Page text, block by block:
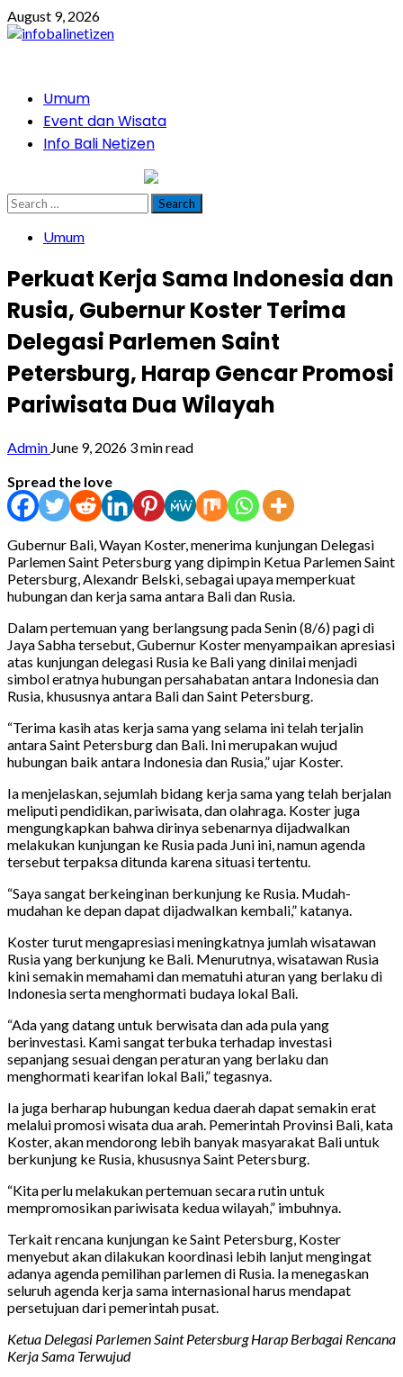
Skip
to
August 9, 2026
PrimaryUmum
Event dan Wisata
Info Bali Netizen
Search
for:
Umum
Perkuat Kerja Sama Indonesia dan
Rusia, Gubernur Koster Terima
Delegasi Parlemen Saint
Petersburg, Harap Gencar Promosi
Pariwisata Dua Wilayah
Admin June 9, 2026 3 min read
Spread the love
Gubernur Bali, Wayan Koster, menerima kunjungan Delegasi
Parlemen Saint Petersburg yang dipimpin Ketua Parlemen Saint
Petersburg, Alexandr Belski, sebagai upaya memperkuat
hubungan dan kerja sama antara Bali dan Rusia.
Dalam pertemuan yang berlangsung pada Senin (8/6) pagi di
Jaya Sabha tersebut, Gubernur Koster menyampaikan apresiasi
atas kunjungan delegasi Rusia ke Bali yang dinilai menjadi
simbol eratnya hubungan persahabatan antara Indonesia dan
Rusia, khususnya antara Bali dan Saint Petersburg.
“Terima kasih atas kerja sama yang selama ini telah terjalin
antara Saint Petersburg dan Bali. Ini merupakan wujud
hubungan baik antara Indonesia dan Rusia,” ujar Koster.
Ia menjelaskan, sejumlah bidang kerja sama yang telah berjalan
meliputi pendidikan, pariwisata, dan olahraga. Koster juga
mengungkapkan bahwa dirinya sebenarnya dijadwalkan
melakukan kunjungan ke Rusia pada Juni ini, namun agenda
tersebut terpaksa ditunda karena situasi tertentu.
“Saya sangat berkeinginan berkunjung ke Rusia. Mudah-
mudahan ke depan dapat dijadwalkan kembali,” katanya.
Koster turut mengapresiasi meningkatnya jumlah wisatawan
Rusia yang berkunjung ke Bali. Menurutnya, wisatawan Rusia
kini semakin memahami dan mematuhi aturan yang berlaku di
Indonesia serta menghormati budaya lokal Bali.
“Ada yang datang untuk berwisata dan ada pula yang
berinvestasi. Kami sangat terbuka terhadap investasi
sepanjang sesuai dengan peraturan yang berlaku dan
menghormati kearifan lokal Bali,” tegasnya.
Ia juga berharap hubungan kedua daerah dapat semakin erat
melalui promosi wisata dua arah. Pemerintah Provinsi Bali, kata
Koster, akan mendorong lebih banyak masyarakat Bali untuk
berkunjung ke Rusia, khususnya Saint Petersburg.
“Kita perlu melakukan pertemuan secara rutin untuk
mempromosikan pariwisata kedua wilayah,” imbuhnya.
Terkait rencana kunjungan ke Saint Petersburg, Koster
menyebut akan dilakukan koordinasi lebih lanjut mengingat
adanya agenda pemilihan parlemen di Rusia. Ia menegaskan
seluruh agenda kerja sama internasional harus mendapat
persetujuan dari pemerintah pusat.
Ketua Delegasi Parlemen Saint Petersburg Harap Berbagai Rencana
Kerja Sama Terwujud